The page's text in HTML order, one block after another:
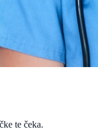
te čeka.